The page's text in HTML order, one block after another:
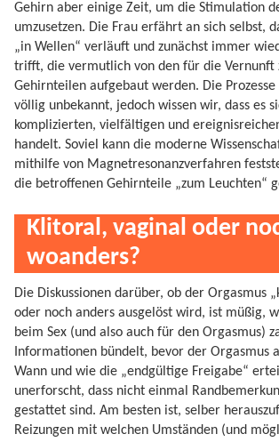
Gehirn aber einige Zeit, um die Stimulation
umzusetzen. Die Frau erfährt an sich selbst,
„in Wellen“ verläuft und zunächst immer
trifft, die vermutlich von den für die Vernunft
Gehirnteilen aufgebaut werden. Die
völlig unbekannt, jedoch wissen wir, dass es
komplizierten, vielfältigen und
handelt. Soviel kann die moderne
mithilfe von Magnetresonanzverfahren
die betroffenen Gehirnteile „zum Leuchten“
Klitoral, vaginal oder
woanders?
Die Diskussionen darüber, ob der Orgasmus
oder noch anders ausgelöst wird, ist müßig,
beim Sex (und also auch für den Orgasmus)
Informationen bündelt, bevor der Orgasmus
Wann und wie die „endgültige Freigabe“
unerforscht, dass nicht einmal
gestattet sind. Am besten ist, selber
Reizungen mit welchen Umständen (und